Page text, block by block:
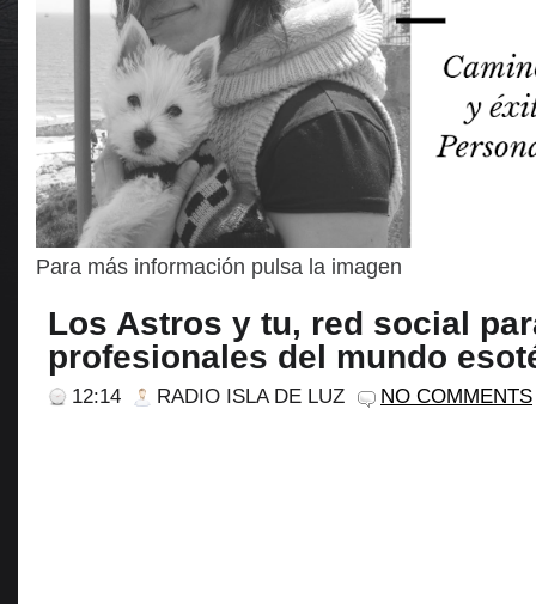
Para más información pulsa la imagen
Los Astros y tu, red social
profesionales del mundo
12:14 RADIO ISLA DE LUZ NO COMMENTS